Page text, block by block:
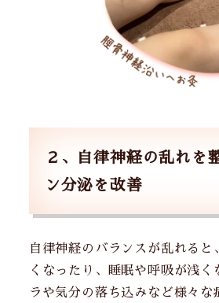
２、自律神経の乱れを
ン分泌を改善
自律神経のバランスが乱れると
くなったり、睡眠や呼吸が浅く
ラや気分の落ち込みなど様々な